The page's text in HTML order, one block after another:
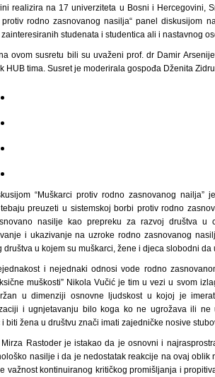
realizira na 17 univerziteta u Bosni i Hercegovini,
protiv rodno zasnovanog nasilja“ panel diskusijom
studenata i studentica ali i nastavnog
ovom susretu bili su uvaženi prof. dr Damir
HUB tima. Susret je moderirala gospođa Dženita
“Muškarci protiv rodno zasnovanog
preuzeti u sistemskoj borbi protiv rodno
nasilje kao prepreku za razvoj društva
i ukazivanje na uzroke rodno zasnovanog
društva u kojem su muškarci, žene i djeca slobodni
i nejednaki odnosi vode rodno
muškosti” Nikola Vučić je tim u vezi u svom
u dimenziji osnovne ljudskost u kojoj je
i ugnjetavanju bilo koga ko ne ugrožava ili
i biti žena u društvu znači imati zajedničke nosive
Mirza Rastoder je istakao da je osnovni i
nasilje i da je nedostatak reakcije na ovaj
važnost kontinuiranog kritičkog promišljanja i